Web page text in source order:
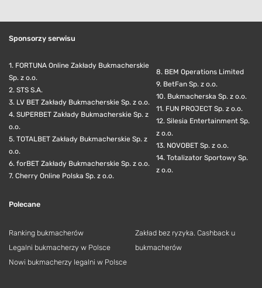
Sponsorzy serwisu
1. FORTUNA Online Zakłady Bukmacherskie
Sp. z o.o.
2. STS S.A.
3. LV BET Zakłady Bukmacherskie Sp. z o.o.
4. SUPERBET Zakłady Bukmacherskie Sp. z
o.o.
5. TOTALBET Zakłady Bukmacherskie Sp. z
o.o.
6. forBET Zakłady Bukmacherskie Sp. z o.o.
7. Cherry Online Polska Sp. z o.o.
8. BEM Operations Limited
9. BetFan Sp. z o.o.
10. Bukmacherska Sp. z o.o.
11. FUN PROJECT Sp. z o.o.
12. Silesia Entertainment Sp.
z o.o.
13. NOVOBET Sp. z o.o.
14. Totalizator Sportowy Sp.
z o.o.
Polecane
Ranking bukmacherów
Legalni bukmacherzy w Polsce
Nowi bukmacherzy legalni w Polsce
Zakład bez ryzyka. Cashback u
bukmacherów